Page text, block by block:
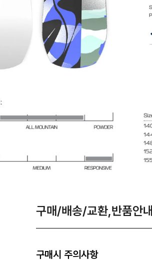
구매/배송/교환,반품안내
구매시 주의사항